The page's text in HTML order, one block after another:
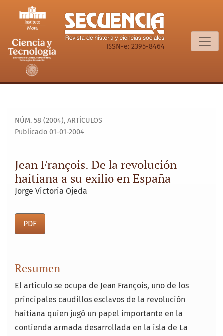
Jean François. De la revolución haitiana a su exilio en
ISSN-e: 2395-8464
NÚM. 58 (2004), ARTÍCULOS
Jean François. De la revolución
haitiana a su exilio en España
Publicado 01-01-2004
Jorge Victoria Ojeda
PDF
Resumen
El artículo se ocupa de Jean François, uno de los
principales caudillos esclavos de la revolución
haitiana quien jugó un papel importante en la
contienda armada desarrollada en la isla de La